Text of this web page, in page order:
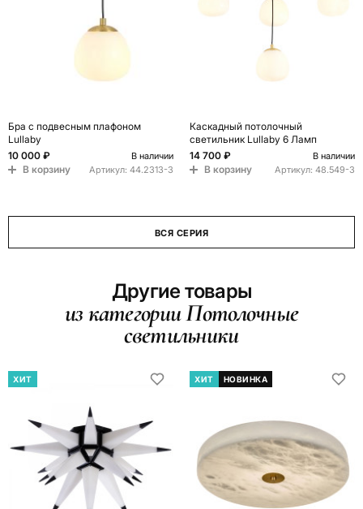
Бра с подвесным плафоном
Lullaby
10 000 ₽
В наличии
В корзину Артикул: 44.2313-3
Каскадный потолочный
светильник Lullaby 6 Ламп
14 700 ₽
В наличии
В корзину Артикул: 48.549-3
ВСЯ СЕРИЯ
Другие товары
из категории Потолочные
светильники
ХИТ ХИТ НОВИНКА